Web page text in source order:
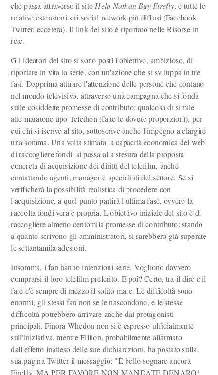
che passa attraverso il sito Help Nathan Buy Firefly, e tutte le
relative estensioni sui social network più diffusi (Facebook,
Twitter, eccetera). Il link del sito è riportato nelle Risorse in
rete.
Gli ideatori del sito si sono posti l'obiettivo, ambizioso, di
riportare in vita la serie, con un'azione che si sviluppa in tre
fasi. Dapprima attirare l'attenzione delle persone che contano
nel mondo televisivo, attraverso una campagna che si fonda
sulle cosiddette promesse di contributo: qualcosa di simile
alle maratone tipo Telethon (fatte le dovute proporzioni), per
cui chi si iscrive al sito, sottoscrive anche l'impegno a elargire
una somma. Una volta stimata la capacità economica del web
di raccogliere fondi, si passa alla stesura della proposta
concreta di acquisizione dei diritti del telefilm, anche
contattando agenti, manager e specialisti del settore. Se si
verificherà la possibilità realistica di procedere con
l'acquisizione, a quel punto partirà l'ultima fase, ovvero la
raccolta fondi vera e propria. L'obiettivo iniziale del sito è di
raccogliere almeno centomila promesse di contributo: stando
a quanto scrivono gli amministratori, si sarebbero già superate
le settantamila adesioni.
Insomma, i fan hanno intenzioni serie. Vogliono davvero
comprarsi il loro telefilm preferito. E poi? Certo, tra il dire e il
fare c'è sempre di mezzo il solito mare. Le difficoltà sono
enormi, gli stessi fan non se le nascondono, e le stesse
difficoltà potrebbero arrivare anche dai protagonisti
principali. Finora Whedon non si è espresso ufficialmente
sull'iniziativa, mentre Fillion, probabilmente allarmato
dall'effetto inatteso delle sue dichiarazioni, ha postato sulla
sua pagina Twitter il messaggio: "È bello sognare ancora
Firefly, MA PER FAVORE NON MANDATE DENARO!